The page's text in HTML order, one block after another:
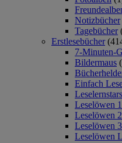
Notizbücher
Tagebücher
Erstlesebücher
7-Minuten-
Bildermaus
Einfach
Leselernstars
Leselöwen
Leselöwen
Leselöwen
Leselöwen